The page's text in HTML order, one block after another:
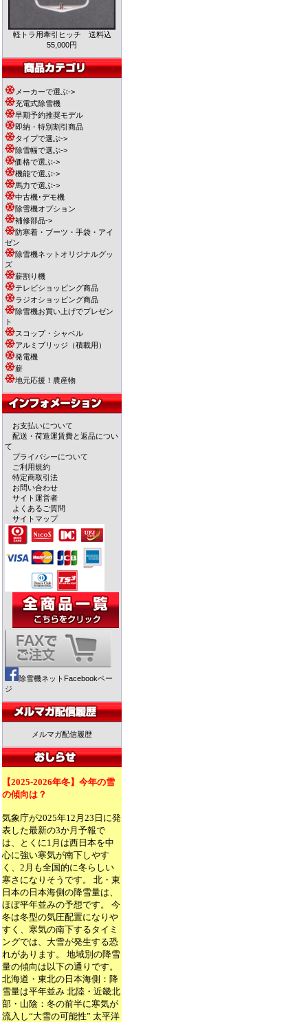
軽トラ用牽引ヒッチ 送料込
55,000円
メーカーで選ぶ->
充電式除雪機
早期予約推奨モデル
即納・特別割引商品
タイプで選ぶ->
除雪幅で選ぶ->
価格で選ぶ->
機能で選ぶ->
馬力で選ぶ->
中古機･デモ機
除雪機オプション
補修部品->
防寒着・ブーツ・手袋・アイ
ゼン
除雪機ネットオリジナルグッ
ズ
薪割り機
テレビショッピング商品
ラジオショッピング商品
除雪機お買い上げでプレゼン
ト
スコップ・シャベル
アルミブリッジ（積載用）
発電機
薪
地元応援！農産物
お支払いについて
配送・荷造運賃費と返品につい
て
プライバシーについて
ご利用規約
特定商取引法
お問い合わせ
サイト運営者
よくあるご質問
サイトマップ
除雪機ネットFacebookペー
ジ
メルマガ配信履歴
【2025-2026年冬】今年の雪
の傾向は？
気象庁が2025年12月23日に発
表した最新の3か月予報で
は、とくに1月は西日本を中
心に強い寒気が南下しやす
く、2月も全国的に冬らしい
寒さになりそうです。 北・東
日本の日本海側の降雪量は、
ほぼ平年並みの予想です。 今
冬は冬型の気圧配置になりや
すく、寒気の南下するタイミ
ングでは、大雪が発生する恐
れがあります。 地域別の降雪
量の傾向は以下の通りです。
北海道・東北の日本海側：降
雪量は平年並み 北陸・近畿北
部・山陰：冬の前半に寒気が
流入し“大雪の可能性” 太平洋